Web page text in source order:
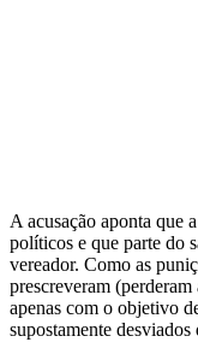
A acusação aponta que
políticos e que parte do
vereador. Como as
prescreveram
apenas com o objetivo
supostamente desviados